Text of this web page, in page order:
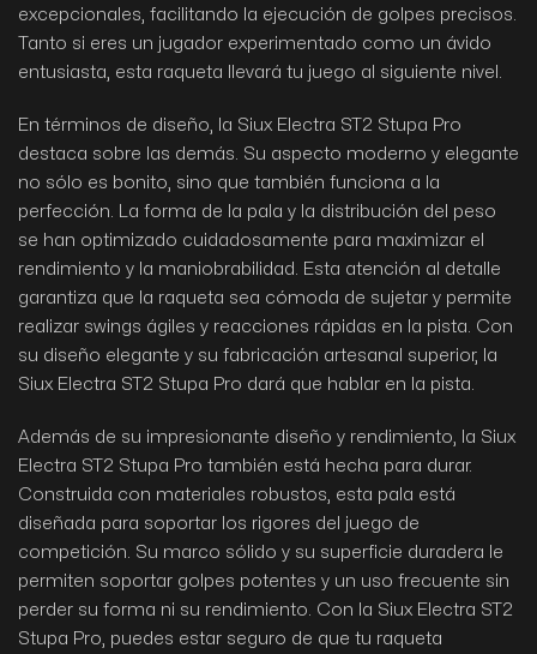
excepcionales, facilitando la ejecución de golpes precisos.
Tanto si eres un jugador experimentado como un ávido
entusiasta, esta raqueta llevará tu juego al siguiente nivel.
En términos de diseño, la Siux Electra ST2 Stupa Pro
destaca sobre las demás. Su aspecto moderno y elegante
no sólo es bonito, sino que también funciona a la
perfección. La forma de la pala y la distribución del peso
se han optimizado cuidadosamente para maximizar el
rendimiento y la maniobrabilidad. Esta atención al detalle
garantiza que la raqueta sea cómoda de sujetar y permite
realizar swings ágiles y reacciones rápidas en la pista. Con
su diseño elegante y su fabricación artesanal superior, la
Siux Electra ST2 Stupa Pro dará que hablar en la pista.
Además de su impresionante diseño y rendimiento, la Siux
Electra ST2 Stupa Pro también está hecha para durar.
Construida con materiales robustos, esta pala está
diseñada para soportar los rigores del juego de
competición. Su marco sólido y su superficie duradera le
permiten soportar golpes potentes y un uso frecuente sin
perder su forma ni su rendimiento. Con la Siux Electra ST2
Stupa Pro, puedes estar seguro de que tu raqueta